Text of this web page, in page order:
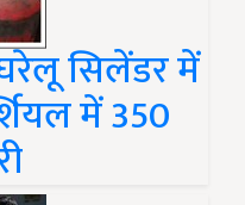
सिलेंडर में
में 350